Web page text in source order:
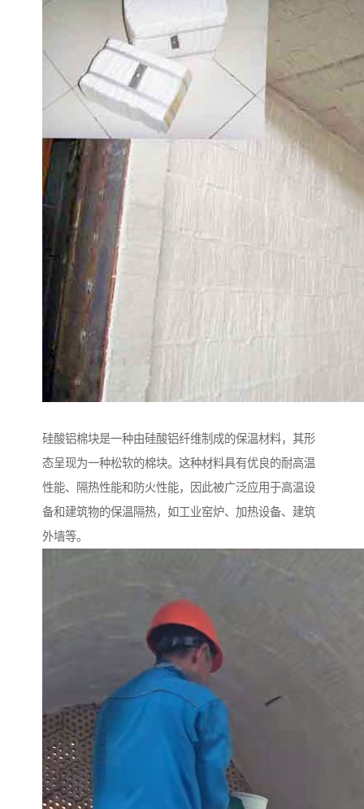
硅酸铝棉块是一种由硅酸铝纤维制成的保温材料，其形
态呈现为一种松软的棉块。这种材料具有优良的耐高温
性能、隔热性能和防火性能，因此被广泛应用于高温设
备和建筑物的保温隔热，如工业窑炉、加热设备、建筑
外墙等。